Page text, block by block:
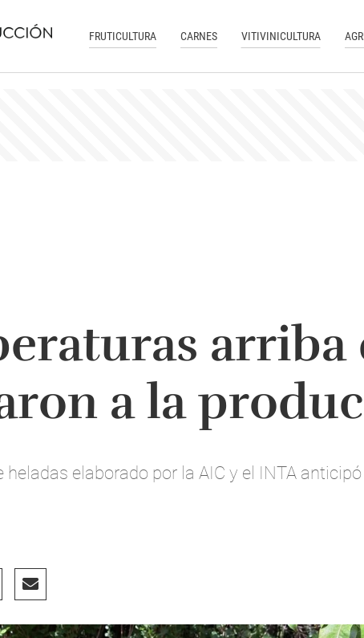
FRUTICULTURA CARNES VITIVINICULTURA
arriba
a la
heladas elaborado por la AIC y el INTA